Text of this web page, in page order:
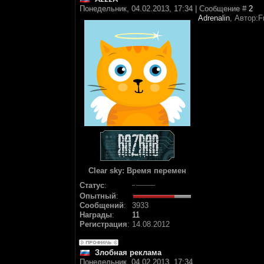
Понедельник, 04.02.2013, 17:34 | Сообщение # 2
Clear sky: Время перемен
Статус:
Опытный:
Сообщений:
3933
Награды:
11
Регистрация: 14.08.2012
Adrenalin,
Злобная реклама
Понедельник, 04.02.2013, 17:34